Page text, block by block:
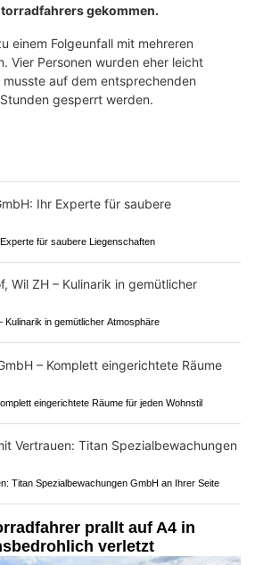
gekommen.
einem Folgeunfall mit mehreren
Vier Personen wurden eher leicht
auf dem entsprechenden
gesperrt werden.
für saubere Liegenschaften
Kulinarik in gemütlicher Atmosphäre
eingerichtete Räume für jeden Wohnstil
Titan Spezialbewachungen GmbH an Ihrer Seite
prallt auf A4 in
verletzt